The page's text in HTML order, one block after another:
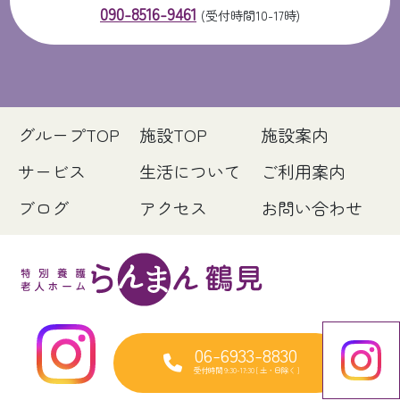
090-8516-9461 (受付時間10-17時)
グループTOP 施設TOP
施設案内
サービス
生活について
ご利用案内
ブログ
アクセス お問い合わせ
06-6933-8830
受付時間 9:30-17:30 [ 土・日除く ]